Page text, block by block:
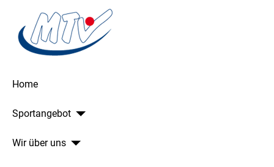
Home
Sportangebot
Wir über uns